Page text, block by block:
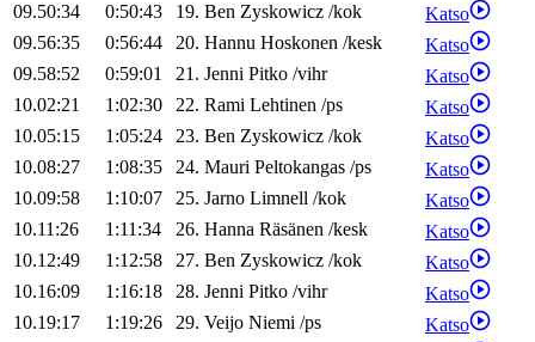
09.50:34
0:50:43 19. Ben Zyskowicz /kok
Katso
09.56:35
0:56:44 20. Hannu Hoskonen /kesk
Katso
09.58:52
0:59:01 21. Jenni Pitko /vihr
Katso
10.02:21
1:02:30 22. Rami Lehtinen /ps
Katso
10.05:15
1:05:24 23. Ben Zyskowicz /kok
Katso
10.08:27
1:08:35 24. Mauri Peltokangas /ps
Katso
10.09:58
1:10:07 25. Jarno Limnell /kok
Katso
10.11:26
1:11:34 26. Hanna Räsänen /kesk
Katso
10.12:49
1:12:58 27. Ben Zyskowicz /kok
Katso
10.16:09
1:16:18 28. Jenni Pitko /vihr
Katso
10.19:17
1:19:26 29. Veijo Niemi /ps
Katso